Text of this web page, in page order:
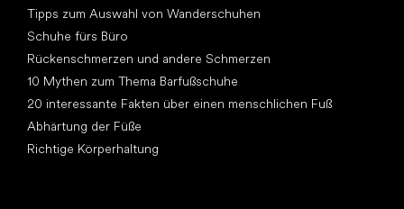
Tipps zum Auswahl von Wanderschuhen
Schuhe fürs Büro
Rückenschmerzen und andere Schmerzen
10 Mythen zum Thema Barfußschuhe
20 interessante Fakten über einen menschlichen Fuß
Abhärtung der Füße
Richtige Körperhaltung